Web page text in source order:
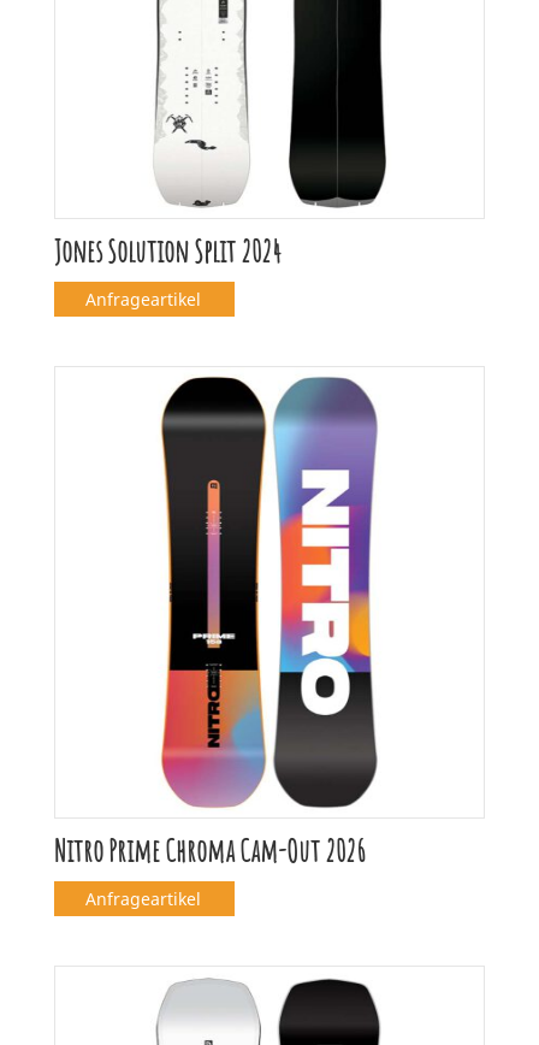
Jones Solution Split 2024
Anfrageartikel
Nitro Prime Chroma Cam-Out 2026
Anfrageartikel